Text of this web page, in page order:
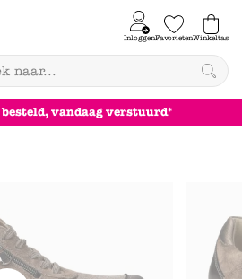
InloggenFavorietenWinkeltas
0
Achteraf betalen